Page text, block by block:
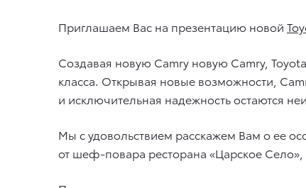
Приглашаем Вас на презентацию новой
Создавая новую Camry новую Camry,
класса. Открывая новые возможности,
и исключительная надежность остаются
Мы с удовольствием расскажем Вам о ее
от шеф-повара ресторана «Царское